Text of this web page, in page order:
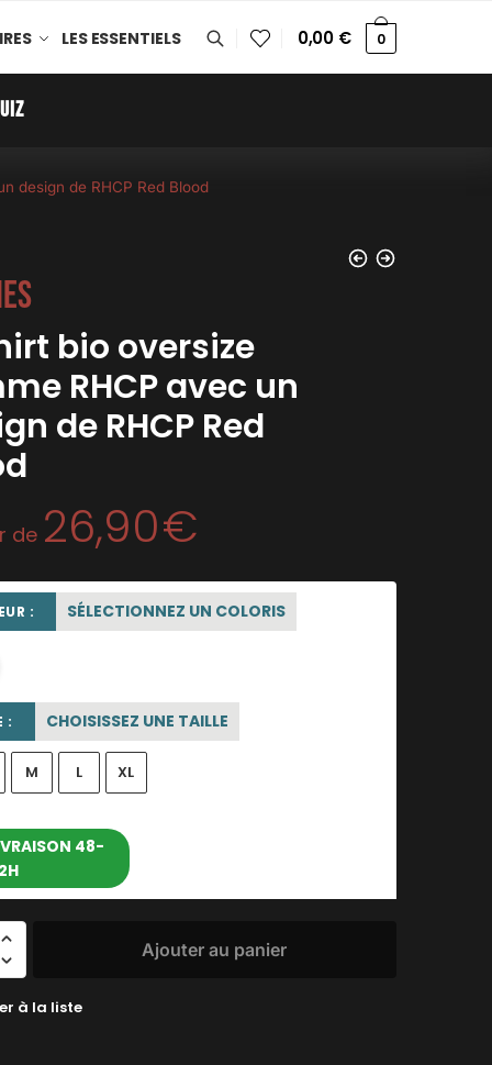
LES ESSENTIELS 0,00 € 0
design de RHCP Red Blood
bio oversize
RHCP avec un
de RHCP Red
de 26,90€
: SÉLECTIONNEZ UN COLORIS
: CHOISISSEZ UNE TAILLE
M L XL
48-
Ajouter au panier
à la liste